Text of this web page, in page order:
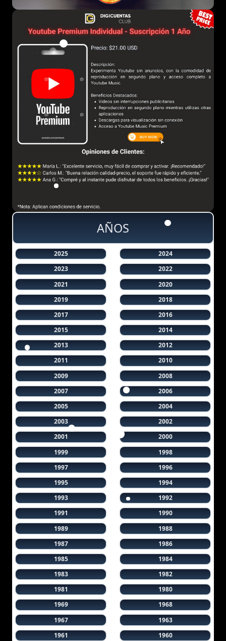
AÑOS
2025
2024
2023
2022
2021
2020
2019
2018
2017
2016
2015
2014
2013
2012
2011
2010
2009
2008
2007
2006
2005
2004
2003
2002
2001
2000
1999
1998
1997
1996
1995
1994
1993
1992
1991
1990
1989
1988
1987
1986
1985
1984
1983
1982
1981
1980
1969
1968
1967
1963
1961
1960